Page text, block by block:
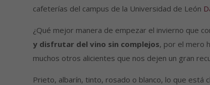
cafeterías del campus de la Universidad de León
¿Qué mejor manera de empezar el invierno que
y disfrutar del vino sin complejos, por el mero
muchos otros alicientes que nos dejen un gran
Prieto, albarín, tinto, rosado o blanco, lo que está